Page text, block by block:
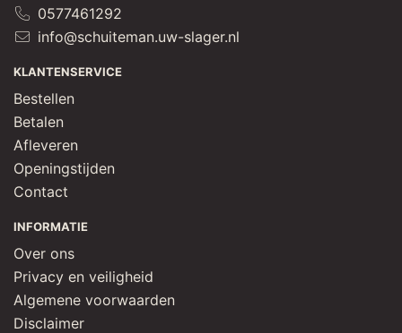
0577461292
info@schuiteman.uw-slager.nl
KLANTENSERVICE
Bestellen
Betalen
Afleveren
Openingstijden
Contact
INFORMATIE
Over ons
Privacy en veiligheid
Algemene voorwaarden
Disclaimer